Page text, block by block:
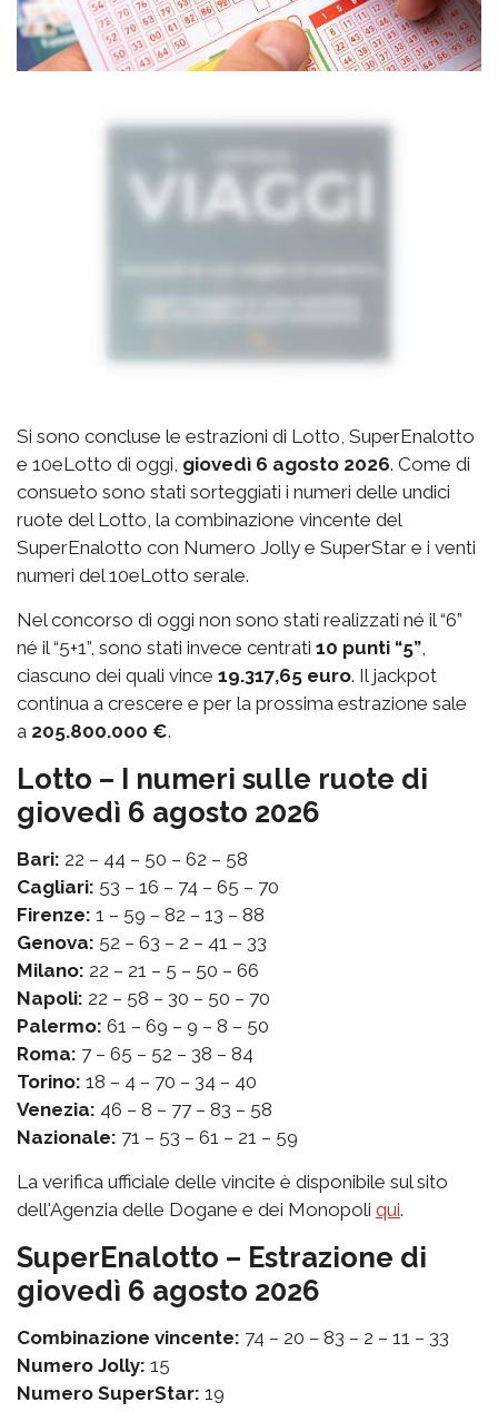
Si sono concluse le estrazioni di Lotto, SuperEnalotto
e 10eLotto di oggi, giovedì 6 agosto 2026. Come di
consueto sono stati sorteggiati i numeri delle undici
ruote del Lotto, la combinazione vincente del
SuperEnalotto con Numero Jolly e SuperStar e i venti
numeri del 10eLotto serale.
Nel concorso di oggi non sono stati realizzati né il “6”
né il “5+1”, sono stati invece centrati 10 punti “5”,
ciascuno dei quali vince 19.317,65 euro. Il jackpot
continua a crescere e per la prossima estrazione sale
a 205.800.000 €.
Lotto – I numeri sulle ruote di
giovedì 6 agosto 2026
Bari: 22 – 44 – 50 – 62 – 58
Cagliari: 53 – 16 – 74 – 65 – 70
Firenze: 1 – 59 – 82 – 13 – 88
Genova: 52 – 63 – 2 – 41 – 33
Milano: 22 – 21 – 5 – 50 – 66
Napoli: 22 – 58 – 30 – 50 – 70
Palermo: 61 – 69 – 9 – 8 – 50
Roma: 7 – 65 – 52 – 38 – 84
Torino: 18 – 4 – 70 – 34 – 40
Venezia: 46 – 8 – 77 – 83 – 58
Nazionale: 71 – 53 – 61 – 21 – 59
La verifica ufficiale delle vincite è disponibile sul sito
dell'Agenzia delle Dogane e dei Monopoli qui.
SuperEnalotto – Estrazione di
giovedì 6 agosto 2026
Combinazione vincente: 74 – 20 – 83 – 2 – 11 – 33
Numero Jolly: 15
Numero SuperStar: 19